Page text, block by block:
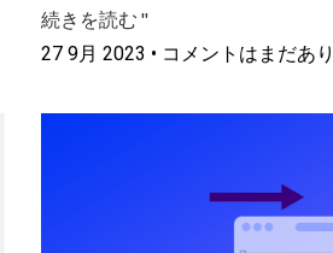
続きを読む "
27 9月 2023 コメントはまだあ